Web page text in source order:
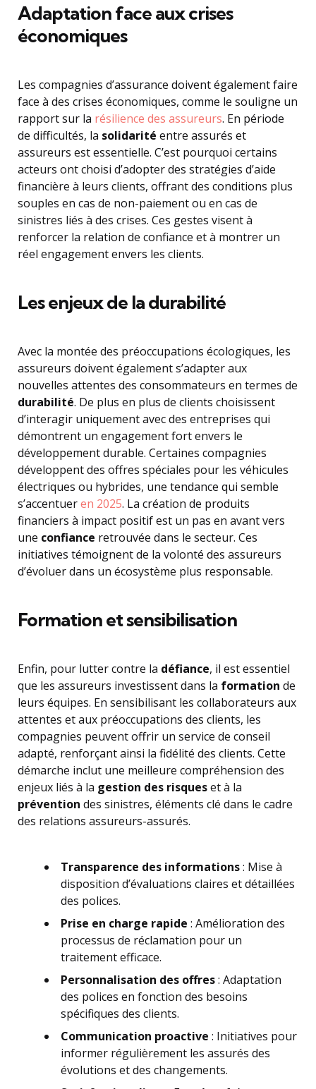
Adaptation face aux crises
économiques
Les compagnies d’assurance doivent également faire
face à des crises économiques, comme le souligne un
rapport sur la résilience des assureurs. En période
de difficultés, la solidarité entre assurés et
assureurs est essentielle. C’est pourquoi certains
acteurs ont choisi d’adopter des stratégies d’aide
financière à leurs clients, offrant des conditions plus
souples en cas de non-paiement ou en cas de
sinistres liés à des crises. Ces gestes visent à
renforcer la relation de confiance et à montrer un
réel engagement envers les clients.
Les enjeux de ladurabilité
Avec la montée des préoccupations écologiques, les
assureurs doivent également s’adapter aux
nouvelles attentes des consommateurs en termes de
durabilité. De plus en plus de clients choisissent
d’interagir uniquement avec des entreprises qui
démontrent un engagement fort envers le
développement durable. Certaines compagnies
développent des offres spéciales pour les véhicules
électriques ou hybrides, une tendance qui semble
s’accentueren 2025. La création de produits
financiers à impact positif est un pas en avant vers
une confiance retrouvée dans le secteur. Ces
initiatives témoignent de la volonté des assureurs
d’évoluer dans un écosystème plus responsable.
Formation et sensibilisation
Enfin, pour lutter contre la défiance, il est essentiel
que les assureurs investissent dans la formation de
leurs équipes. En sensibilisant les collaborateurs aux
attentes et aux préoccupations des clients, les
compagnies peuvent offrir un service de conseil
adapté, renforçant ainsi la fidélité des clients. Cette
démarche inclut une meilleure compréhension des
enjeux liés à la gestion des risqueset à la
prévention des sinistres, éléments clé dans le cadre
des relations assureurs-assurés.
Transparence des informations: Mise à
disposition d’évaluations claires et détaillées
des polices.
Prise en charge rapide : Amélioration des
processus de réclamation pour un
traitement efficace.
Personnalisation des offres: Adaptation
des polices en fonction des besoins
spécifiques des clients.
Communication proactive : Initiatives pour
informer régulièrement les assurés des
évolutions et des changements.